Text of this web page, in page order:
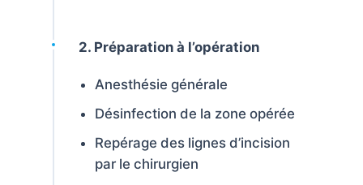
2. Préparation à l’opération
Anesthésie générale
Désinfection de la zone opérée
Repérage des lignes d’incision
par le chirurgien